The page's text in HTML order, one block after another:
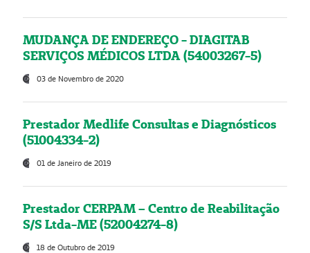
MUDANÇA DE ENDEREÇO - DIAGITAB
SERVIÇOS MÉDICOS LTDA (54003267-5)
03 de Novembro de 2020
Prestador Medlife Consultas e Diagnósticos
(51004334-2)
01 de Janeiro de 2019
Prestador CERPAM – Centro de Reabilitação
S/S Ltda-ME (52004274-8)
18 de Outubro de 2019